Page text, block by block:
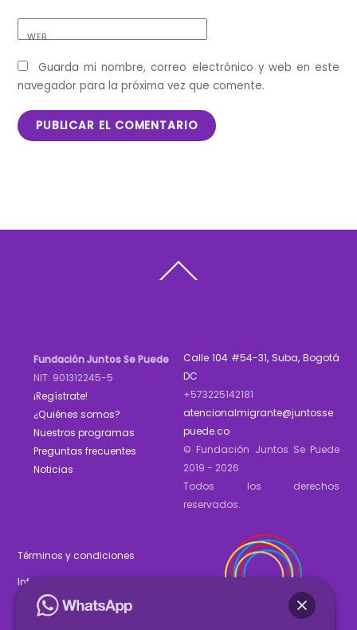
WEB
Guarda mi nombre, correo electrónico y web en este
navegador para la próxima vez que comente.
To
Fundación Juntos Se Puede
NIT: 901312245-5
¡Regístrate!
¿Quiénes somos?
Nuestros programas
Preguntas frecuentes
Noticias
Calle 104 #54-31, Suba, Bogotá
DC
+573225142181
atencionalmigrante@juntosse
puede.co
© Fundación Juntos Se Puede
2019 - 2026
Todos los derechos
reservados.
Términos y condiciones
Informe de gestión 2025
Estados financieros 2025